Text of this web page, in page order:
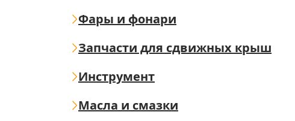
Фары и фонари
Запчасти для сдвижных крыш
Инструмент
Масла и смазки